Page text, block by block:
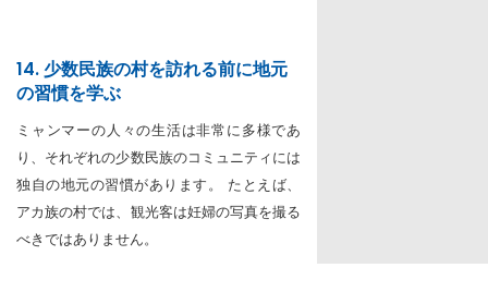
14. 少数民族の村を訪れる前に地元
の習慣を学ぶ
ミャンマーの人々の生活は非常に多様であ
り、それぞれの少数民族のコミュニティには
独自の地元の習慣があります。 たとえば、
アカ族の村では、観光客は妊婦の写真を撮る
べきではありません。